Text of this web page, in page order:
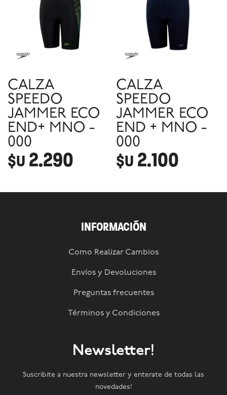
CALZA
SPEEDO
JAMMER ECO
END+ MNO -
000
$U 2.290
CALZA
SPEEDO
JAMMER ECO
END + MNO -
000
$U 2.100
INFORMACIÓN
Como Realizar Cambios
Envíos y Devoluciones
Preguntas frecuentes
Términos y Condiciones
Newsletter!
Suscribite a nuestra newsletter y enterate de todas las
novedades!